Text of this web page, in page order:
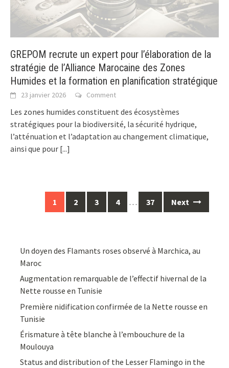
GREPOM recrute un expert pour l’élaboration de la
stratégie de l’Alliance Marocaine des Zones
Humides et la formation en planification stratégique
23 janvier 2026 Comment
Les zones humides constituent des écosystèmes
stratégiques pour la biodiversité, la sécurité hydrique,
l’atténuation et l’adaptation au changement climatique,
ainsi que pour [...]
navigation
1 2 3 4 … 37 Next
Un doyen des Flamants roses observé à Marchica, au
Maroc
Augmentation remarquable de l’effectif hivernal de la
Nette rousse en Tunisie
Première nidification confirmée de la Nette rousse en
Tunisie
Érismature à tête blanche à l’embouchure de la
Moulouya
Status and distribution of the Lesser Flamingo in the